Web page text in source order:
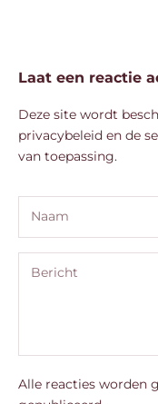
Laat een reactie
Deze site wordt
privacybeleid en de
van toepassing.
Alle reacties worden